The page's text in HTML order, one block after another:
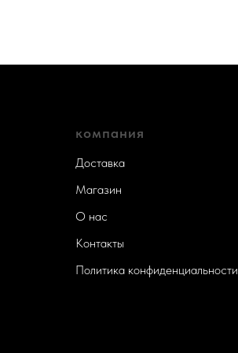
компания
Доставка
Магазин
О нас
Контакты
Политика конфиденциальности